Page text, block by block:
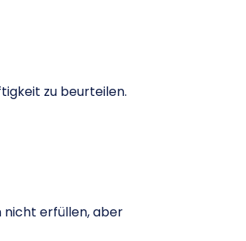
zu beurteilen.
nicht erfüllen, aber